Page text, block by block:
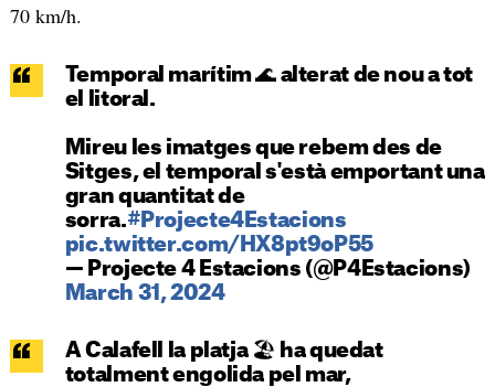
70 km/h.
Temporal marítim 🌊 alterat de nou a tot
el litoral.
Mireu les imatges que rebem des de
Sitges, el temporal s'està emportant una
gran quantitat de
sorra.#Projecte4Estacions
pic.twitter.com/HX8pt9oP55
— Projecte 4 Estacions (@P4Estacions)
March 31, 2024
A Calafell la platja 🏖️ ha quedat
totalment engolida pel mar,